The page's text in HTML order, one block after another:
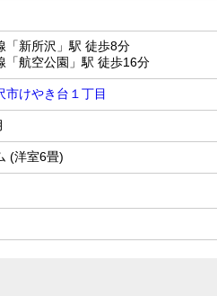
「新所沢」駅 徒歩8分
「航空公園」駅 徒歩16分
市けやき台１丁目
(洋室6畳)